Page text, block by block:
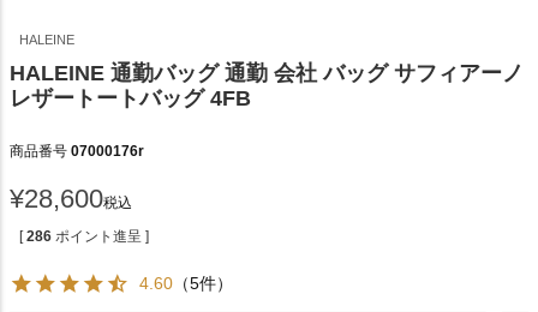
HALEINE
HALEINE 通勤バッグ 通勤 会社 バッグ サフィアーノ
レザートートバッグ 4FB
商品番号 07000176r
¥28,600税込
[ 286 ポイント進呈 ]
4.60 （5件）